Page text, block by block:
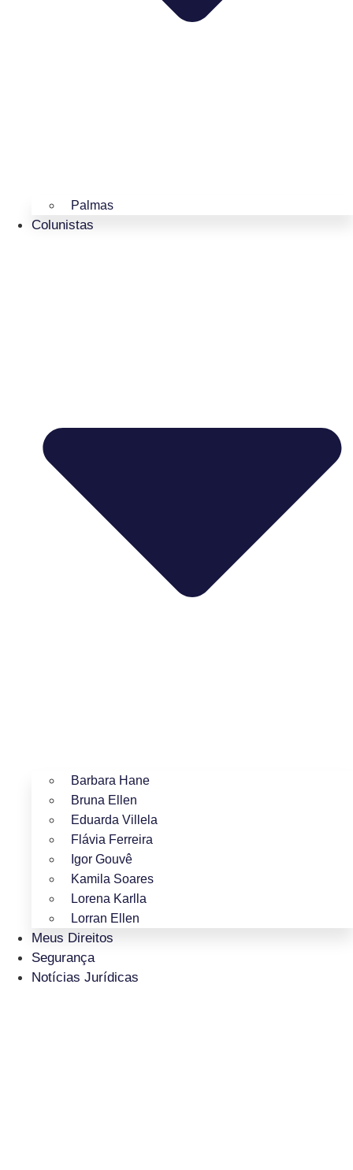
Palmas
Colunistas
Barbara Hane
Bruna Ellen
Eduarda Villela
Flávia Ferreira
Igor Gouvê
Kamila Soares
Lorena Karlla
Lorran Ellen
Meus Direitos
Segurança
Notícias Jurídicas